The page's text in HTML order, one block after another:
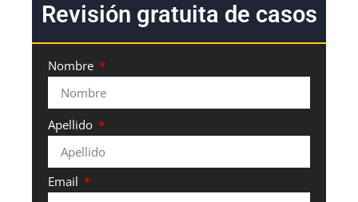
Revisión gratuita de casos
Nombre
Apellido
Email